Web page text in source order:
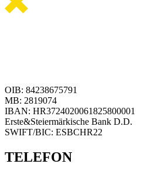
OIB: 84238675791
MB: 2819074
IBAN: HR3724020061825800001
Erste&Steiermärkische Bank D.D.
SWIFT/BIC: ESBCHR22
TELEFON